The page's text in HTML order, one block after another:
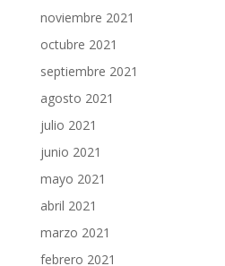
noviembre 2021
octubre 2021
septiembre 2021
agosto 2021
julio 2021
junio 2021
mayo 2021
abril 2021
marzo 2021
febrero 2021